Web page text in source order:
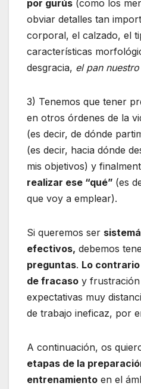
por gurús (como los
obviar detalles tan
corporal, el calzado, el
características
desgracia, el pan
3) Tenemos que tener
en otros órdenes de la
(es decir, de dónde
(es decir, hacia dónde
mis objetivos) y
realizar ese “qué” (es
que voy a emplear).
Si queremos ser
efectivos, debemos
preguntas. Lo
de fracaso y
expectativas muy
de trabajo ineficaz, por
A continuación, os
etapas de la
entrenamiento en el